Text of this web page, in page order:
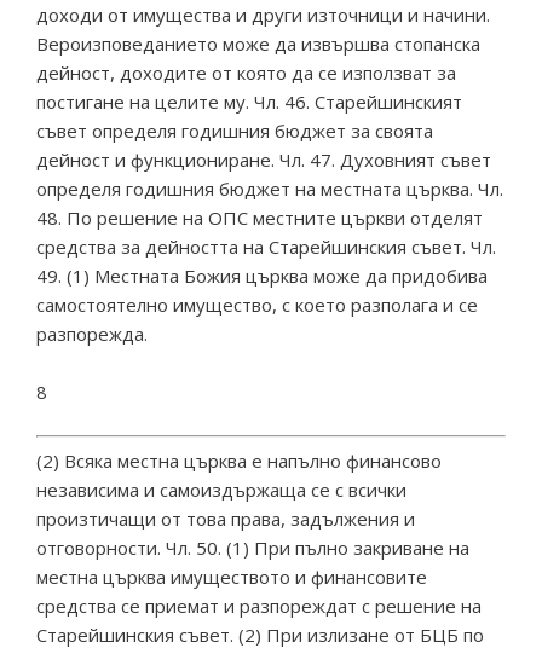
доходи от имущества и други източници и начини.
Вероизповеданието може да извършва стопанска
дейност, доходите от която да се използват за
постигане на целите му. Чл. 46. Старейшинският
съвет определя годишния бюджет за своята
дейност и функциониране. Чл. 47. Духовният съвет
определя годишния бюджет на местната църква. Чл.
48. По решение на ОПС местните църкви отделят
средства за дейността на Старейшинския съвет. Чл.
49. (1) Местната Божия църква може да придобива
самостоятелно имущество, с което разполага и се
разпорежда.
8
(2) Всяка местна църква е напълно финансово
независима и самоиздържаща се с всички
произтичащи от това права, задължения и
отговорности. Чл. 50. (1) При пълно закриване на
местна църква имуществото и финансовите
средства се приемат и разпореждат с решение на
Старейшинския съвет. (2) При излизане от БЦБ по